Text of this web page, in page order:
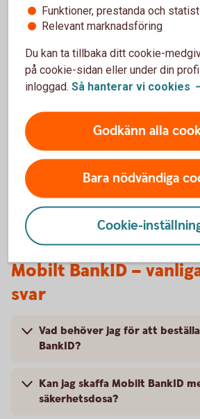
Säkerhet och BankID
kontaktar dig
Läs alltid texten innan du
godkänner
identifierar dig för
Vad är din avsikt – Logga in,
betalning eller ett avtal?
När du betalar eller signerar
vilken mottagare
Mobilt BankID –
svar
Vad behöver jag för att
BankID?
Kan jag skaffa Mobilt BankID
säkerhetsdosa?
Funktioner, prestanda och
Relevant marknadsföring
Du kan ta tillbaka ditt cookie-
på cookie-sidan eller under din
inloggad. Så hanterar vi cookies
Godkänn alla
Bara nödvändiga
Cookie-